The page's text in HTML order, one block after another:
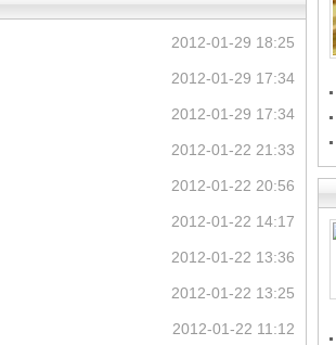
2012-01-29 18:25
2012-01-29 17:34
2012-01-29 17:34
2012-01-22 21:33
2012-01-22 20:56
2012-01-22 14:17
2012-01-22 13:36
2012-01-22 13:25
2012-01-22 11:12